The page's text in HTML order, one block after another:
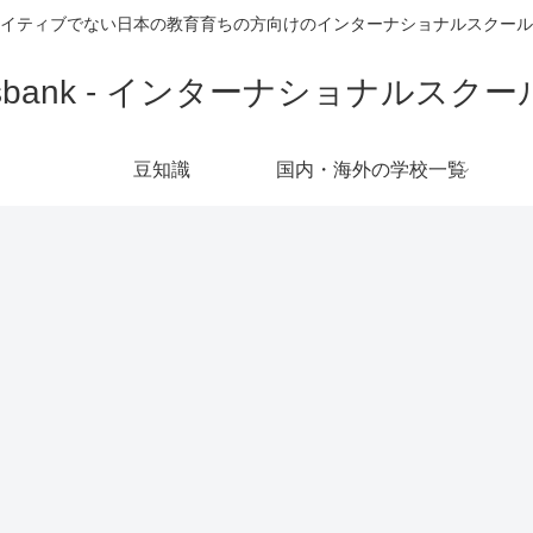
ティブでない日本の教育育ちの方向けのインターナショナルスクー
豆知識 国内・海外の学校一覧